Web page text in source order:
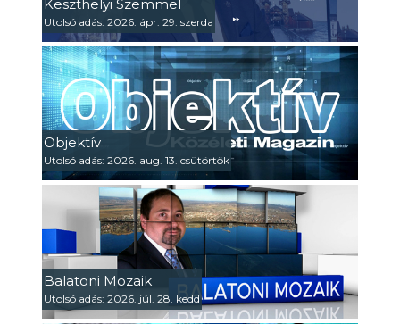
Keszthelyi Szemmel
Utolsó adás: 2026. ápr. 29. szerda
Objektív
Utolsó adás: 2026. aug. 13. csütörtök
Balatoni Mozaik
Utolsó adás: 2026. júl. 28. kedd